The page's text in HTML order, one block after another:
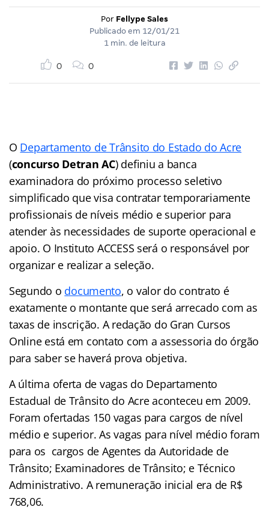
Por Fellype Sales
Publicado em 12/01/21
1 min. de leitura
0 0
O Departamento de Trânsito do Estado do Acre
(concurso Detran AC) definiu a banca
examinadora do próximo processo seletivo
simplificado que visa contratar temporariamente
profissionais de níveis médio e superior para
atender às necessidades de suporte operacional e
apoio. O Instituto ACCESS será o responsável por
organizar e realizar a seleção.
Segundo o documento, o valor do contrato é
exatamente o montante que será arrecado com as
taxas de inscrição. A redação do Gran Cursos
Online está em contato com a assessoria do órgão
para saber se haverá prova objetiva.
A última oferta de vagas do Departamento
Estadual de Trânsito do Acre aconteceu em 2009.
Foram ofertadas 150 vagas para cargos de nível
médio e superior. As vagas para nível médio foram
para os cargos de Agentes da Autoridade de
Trânsito; Examinadores de Trânsito; e Técnico
Administrativo. A remuneração inicial era de R$
768,06.